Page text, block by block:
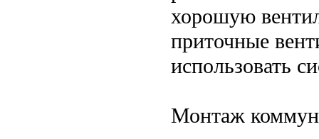
хорошую
приточные
использовать
Монтаж